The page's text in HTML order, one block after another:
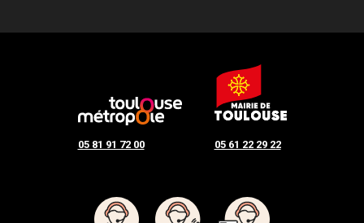
05 81 91 72 00 05 61 22 29 22